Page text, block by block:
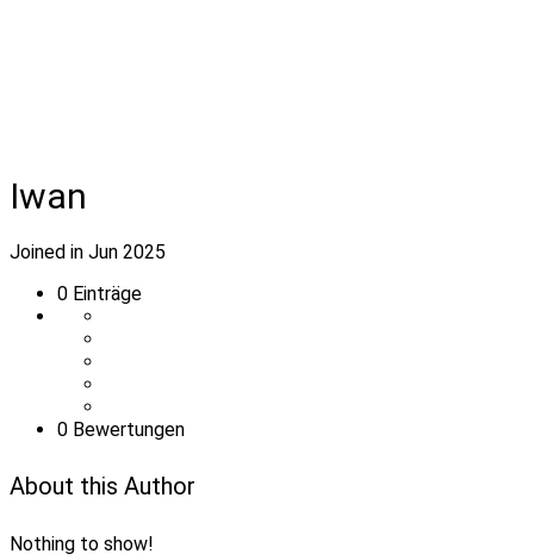
Iwan
Joined in Jun 2025
0 Einträge
0 Bewertungen
About this Author
Nothing to show!